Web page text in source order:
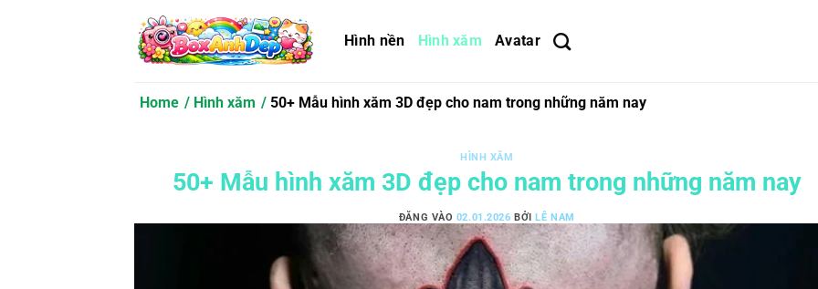
Hình nền Hình xăm Avatar
Home Hình xăm 50+ Mẫu hình xăm 3D đẹp cho nam trong những năm nay
HÌNH XĂM
50+ Mẫu hình xăm 3D đẹp cho nam trong những năm nay
ĐĂNG VÀO 02.01.2026 BỞILÊ NAM